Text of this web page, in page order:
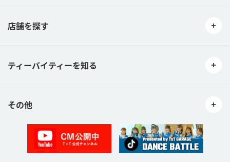
店舗を探す
ティーバイティーを知る
その他